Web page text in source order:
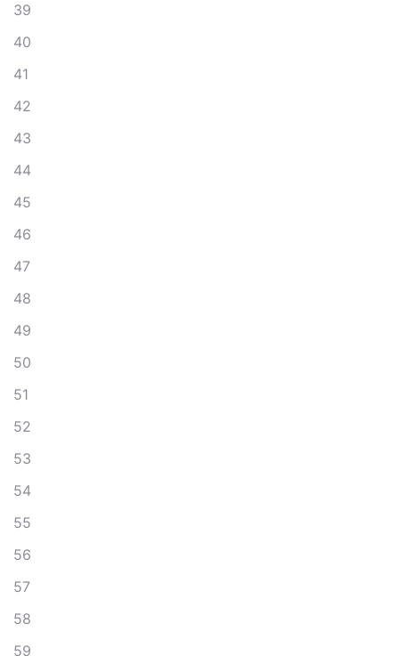
39
40
41
42
43
44
45
46
47
48
49
50
51
52
53
54
55
56
57
58
59